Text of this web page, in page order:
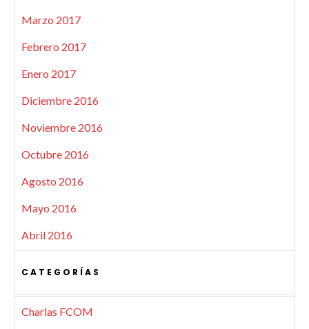
Marzo 2017
Febrero 2017
Enero 2017
Diciembre 2016
Noviembre 2016
Octubre 2016
Agosto 2016
Mayo 2016
Abril 2016
CATEGORÍAS
Charlas FCOM